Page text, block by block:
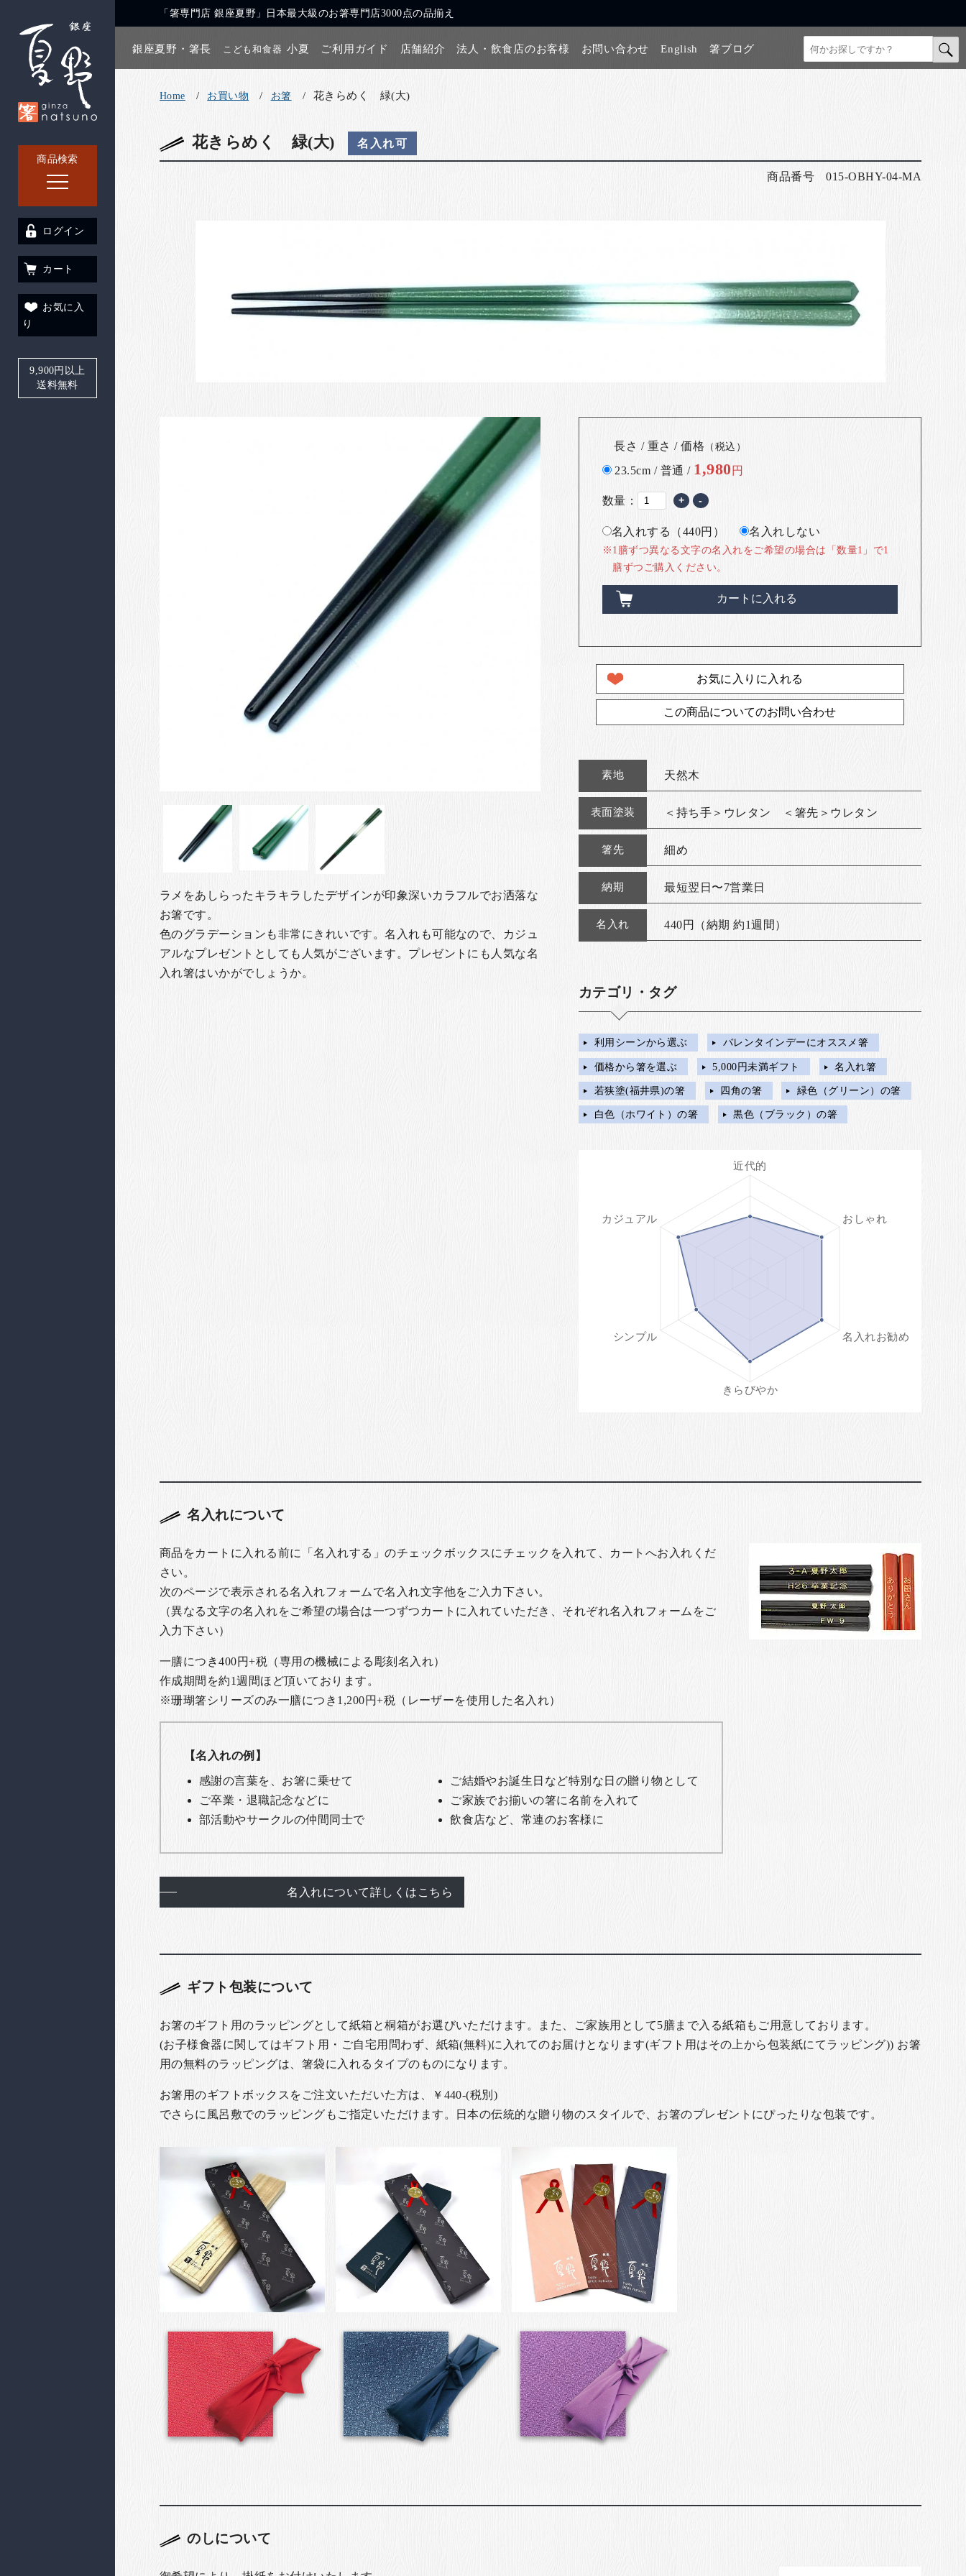
商品検索
「箸専門店 銀座夏野」日本最大級のお箸専門店3000点の品揃え
銀座夏野・箸長 こども和食器 小夏 ご利用ガイド 店舗紹介 法人・飲食店のお客様 お問い合わせ English 箸ブログ
ログイン
カート
お気に入
り
9,900円以上
送料無料
Home お買い物 お箸 花きらめく 緑(大)
花きらめく 緑(大) 名入れ可
商品番号 015-OBHY-04-MA
ラメをあしらったキラキラしたデザインが印象深いカラフルでお洒落な
お箸です。
色のグラデーションも非常にきれいです。名入れも可能なので、カジュ
アルなプレゼントとしても人気がございます。 プレゼントにも人気な名
入れ箸はいかがでしょうか。
長さ / 重さ / 価格 （税込）
23.5cm / 普通 / 1,980 円
数量： + -
名入れする（440円） 名入れしない
※1膳ずつ異なる文字の名入れをご希望の場合は「数量1」で1
膳ずつご購入ください。
カートに入れる
お気に入りに入れる
この商品についてのお問い合わせ
素地 天然木
表面塗装 ＜持ち手＞ウレタン ＜箸先＞ウレタン
箸先 細め
納期 最短翌日〜7営業日
名入れ 440円（納期 約1週間）
カテゴリ・タグ
利用シーンから選ぶ バレンタインデーにオススメ箸
価格から箸を選ぶ 5,000円未満ギフト 名入れ箸
若狭塗(福井県)の箸 四角の箸 緑色（グリーン）の箸
白色（ホワイト）の箸 黒色（ブラック）の箸
名入れについて
商品をカートに入れる前に「名入れする」のチェックボックスにチェックを入れて、カートへお入れくだ
さい。
次のページで表示される名入れフォームで名入れ文字他をご入力下さい。
（異なる文字の名入れをご希望の場合は一つずつカートに入れていただき、それぞれ名入れフォームをご
入力下さい）
一膳につき400円+税（専用の機械による彫刻名入れ）
作成期間を約1週間ほど頂いております。
※珊瑚箸シリーズのみ一膳につき1,200円+税 （レーザーを使用した名入れ）
【名入れの例】
感謝の言葉を、お箸に乗せて
ご結婚やお誕生日など特別な日の贈り物として
ご卒業・退職記念などに
ご家族でお揃いの箸に名前を入れて
部活動やサークルの仲間同士で
飲食店など、常連のお客様に
名入れについて詳しくはこちら
ギフト包装について
お箸のギフト用のラッピングとして紙箱と桐箱がお選びいただけます。また、ご家族用として5膳まで入る紙箱もご用意しております。
(お子様食器に関してはギフト用・ご自宅用問わず、紙箱(無料)に入れてのお届けとなります(ギフト用はその上から包装紙にてラッピング)) お箸
用の無料のラッピングは、箸袋に入れるタイプのものになります。
お箸用のギフトボックスをご注文いただいた方は、￥440-(税別)
でさらに風呂敷でのラッピングもご指定いただけます。日本の伝統的な贈り物のスタイルで、お箸のプレゼントにぴったりな包装です。
のしについて